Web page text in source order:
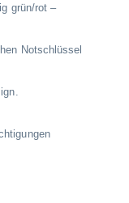
grün/rot –
Notschlüssel